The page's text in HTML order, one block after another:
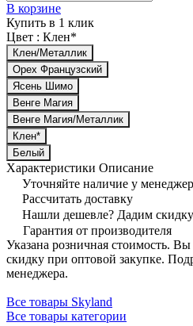
В корзине
Купить в 1 клик
Цвет : Клен*
Клен/Металлик
Орех Французский
Ясень Шимо
Венге Магия
Венге Магия/Металлик
Клен*
Белый
Характеристики Описание
Уточняйте наличие у
Рассчитать доставку
Нашли дешевле? Дадим
Гарантия от производителя
Указана розничная стоимость.
скидку при оптовой закупке.
менеджера.
Все товары Skyland
Все товары категории